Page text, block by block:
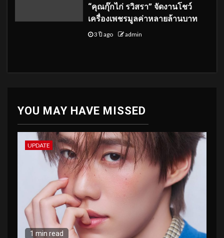
“คุณกุ๊กไก่ รวิสรา” จัดงานโชว์
เครื่องเพชรมูลค่าหลายล้านบาท
3 ปี ago admin
YOU MAY HAVE MISSED
UPDATE
1 min read